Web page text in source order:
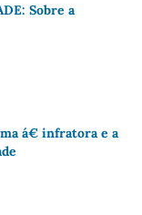
Sobre a
á€ infratora e a